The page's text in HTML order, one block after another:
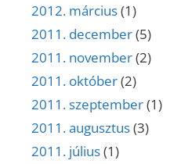
2012. március(1)
2011. december(5)
2011. november(2)
2011. október(2)
2011. szeptember(1)
2011. augusztus(3)
2011. július(1)